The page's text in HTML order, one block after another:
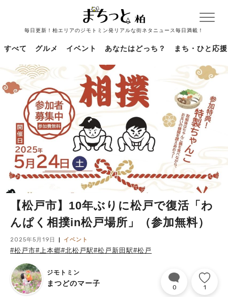
毎日更新！柏エリアのジモトミン発リアルな街ネタニュース毎日満載！
すべて グルメ イベント あなたはどっち？ まち・ひと応援
【松戸市】10年ぶりに松戸で復活「わ
んぱく相撲in松戸場所」（参加無料）
2025年5月19日 イベント
#松戸市#上本郷#北松戸駅#松戸新田駅#松戸
ジモトミン
まつどのマー子 0 1